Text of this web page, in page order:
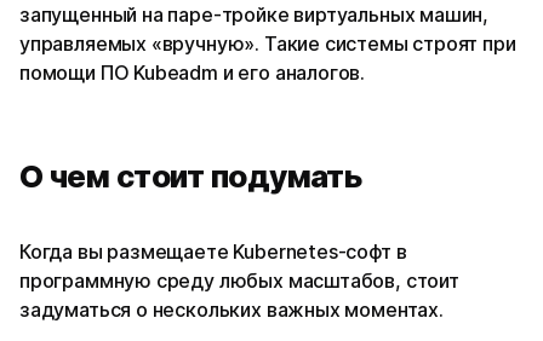
запущенный на паре-тройке виртуальных машин,
управляемых «вручную». Такие системы строят при
помощи ПО Kubeadm и его аналогов.
О чем стоит подумать
Когда вы размещаете Kubernetes-софт в
программную среду любых масштабов, стоит
задуматься о нескольких важных моментах.